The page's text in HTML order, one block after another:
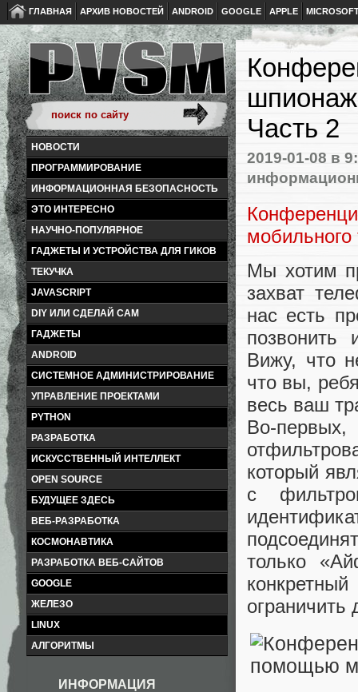
ГЛАВНАЯ АРХИВ НОВОСТЕЙ ANDROID GOOGLE APPLE
НОВОСТИ
ПРОГРАММИРОВАНИЕ
ИНФОРМАЦИОННАЯ БЕЗОПАСНОСТЬ
ЭТО ИНТЕРЕСНО
НАУЧНО-ПОПУЛЯРНОЕ
ГАДЖЕТЫ И УСТРОЙСТВА ДЛЯ ГИКОВ
ТЕКУЧКА
JAVASCRIPT
DIY ИЛИ СДЕЛАЙ САМ
ГАДЖЕТЫ
ANDROID
СИСТЕМНОЕ АДМИНИСТРИРОВАНИЕ
УПРАВЛЕНИЕ ПРОЕКТАМИ
PYTHON
РАЗРАБОТКА
ИСКУССТВЕННЫЙ ИНТЕЛЛЕКТ
OPEN SOURCE
БУДУЩЕЕ ЗДЕСЬ
ВЕБ-РАЗРАБОТКА
КОСМОНАВТИКА
РАЗРАБОТКА ВЕБ-САЙТОВ
GOOGLE
ЖЕЛЕЗО
LINUX
АЛГОРИТМЫ
ИНФОРМАЦИЯ
Часть 2
2019-01-08 в
Мы хотим
захват
нас есть
позвонить
Вижу, что
что вы,
весь ваш
Во-
который
с
только